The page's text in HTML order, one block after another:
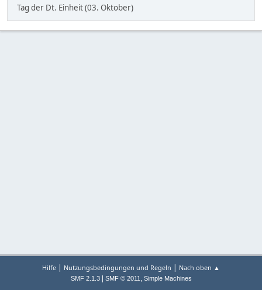
Tag der Dt. Einheit (03. Oktober)
Hilfe | Nutzungsbedingungen und Regeln | Nach oben ▲
SMF 2.1.3| SMF © 2011, Simple Machines